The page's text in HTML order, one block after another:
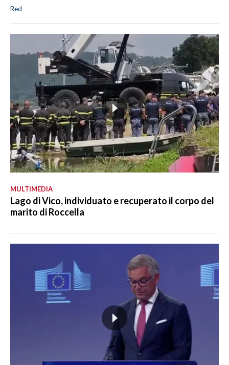
Red
MULTIMEDIA
Lago di Vico, individuato e recuperato il corpo del
marito di Roccella